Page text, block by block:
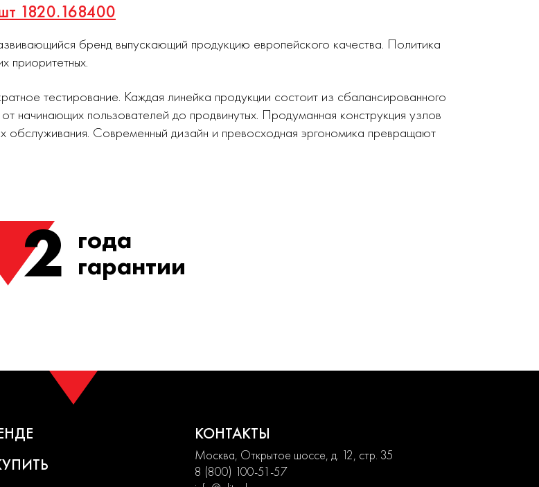
1820.168400
бренд выпускающий продукцию европейского качества. Политика
приоритетных.
тестирование. Каждая линейка продукции состоит из сбалансированного
начинающих пользователей до продвинутых. Продуманная конструкция узлов
обслуживания. Современный дизайн и превосходная эргономика превращают
2 года
гарантии
КОНТАКТЫ
Москва, Открытое шоссе, д. 12, стр. 35
8 (800) 100-51-57